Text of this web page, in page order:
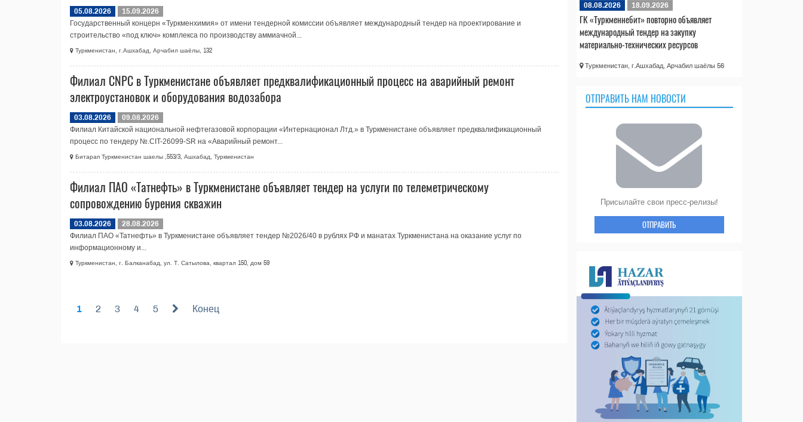
05.08.2026
15.09.2026
Государственный концерн «Туркменхимия» от имени тендерной комиссии объявляет международный тендер на проектирование и
строительство «под ключ» комплекса по производству аммиачной...
Туркменистан, г.Ашхабад, Арчабил шаёлы, 132
Филиал CNPC в Туркменистане объявляет предквалификационный процесс на аварийный ремонт
электроустановок и оборудования водозабора
03.08.2026
09.08.2026
Филиал Китайской национальной нефтегазовой корпорации «Интернационал Лтд.» в Туркменистане объявляет предквалификационный
процесс по тендеру №.CIT-26099-SR на «Аварийный ремонт...
Битарап Туркменистан шаелы ,553/3, Ашхабад, Туркменистан
Филиал ПАО «Татнефть» в Туркменистане объявляет тендер на услуги по телеметрическому
сопровождению бурения скважин
03.08.2026
28.08.2026
Филиал ПАО «Татнефть» в Туркменистане объявляет тендер №2026/40 в рублях РФ и манатах Туркменистана на оказание услуг по
информационному и...
Туркменистан, г. Балканабад, ул. Т. Сатылова, квартал 150, дом 59
1 2 3 4 5 Конец
08.08.2026 18.09.2026
ГК «Туркменнебит» повторно объявляет
международный тендер на закупку
материально-технических ресурсов
Туркменистан, г.Ашхабад, Арчабил шаёлы 56
ОТПРАВИТЬ НАМ НОВОСТИ
Присылайте свои пресс-релизы!
ОТПРАВИТЬ